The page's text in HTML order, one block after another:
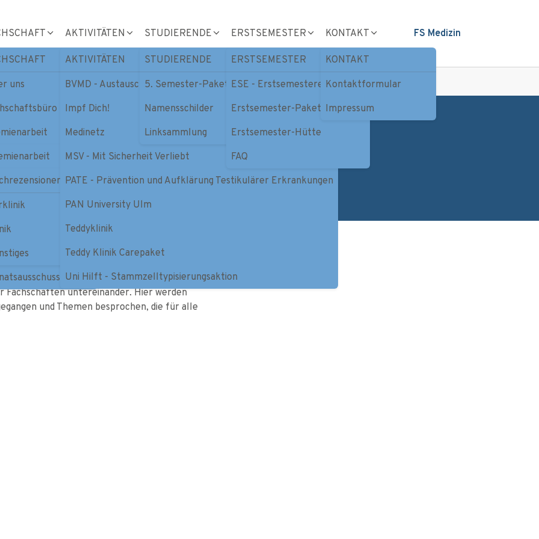
uns
- Fachschaftenrat
Lehre
AKTIVITÄTEN
AKTIVITÄTEN
BVMD - Austausch
Impf Dich!
Medinetz
MSV - Mit Sicherheit Verliebt
PATE - Prävention und Aufklärung Testikulärer Erkrankungen
PAN University Ulm
Teddyklinik
Teddy Klinik Carepaket
Uni Hilft - Stammzelltypisierungsaktion
STUDIERENDE
STUDIERENDE
5. Semester-Paket
Namensschilder
Linksammlung
ERSTSEMESTER
ERSTSEMESTER
ESE - Erstsemestereinführung
Erstsemester-Paket
Erstsemester-Hütte
FAQ
KONTAKT
KONTAKT
Kontaktformular
Impressum
FS Medizin
FSR - Fachschaftenrat
Medizin
Ulm
Fachschaften untereinander. Hier werden
und Themen besprochen, die für alle